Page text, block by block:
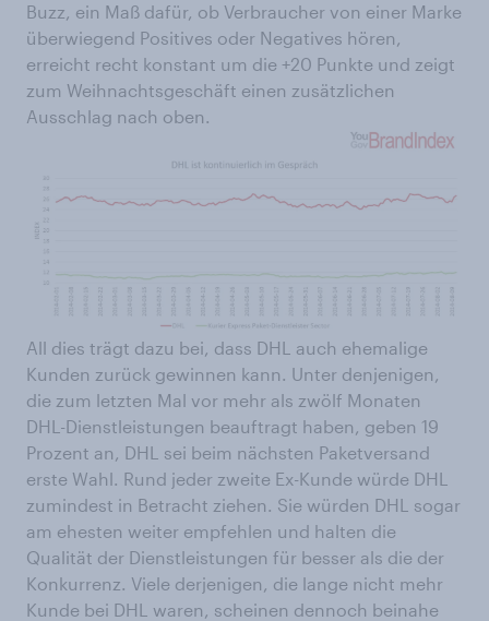
Buzz, ein Maß dafür, ob Verbraucher von einer Marke
überwiegend Positives oder Negatives hören,
erreicht recht konstant um die +20 Punkte und zeigt
zum Weihnachtsgeschäft einen zusätzlichen
Ausschlag nach oben.
All dies trägt dazu bei, dass DHL auch ehemalige
Kunden zurück gewinnen kann. Unter denjenigen,
die zum letzten Mal vor mehr als zwölf Monaten
DHL-Dienstleistungen beauftragt haben, geben 19
Prozent an, DHL sei beim nächsten Paketversand
erste Wahl. Rund jeder zweite Ex-Kunde würde DHL
zumindest in Betracht ziehen. Sie würden DHL sogar
am ehesten weiter empfehlen und halten die
Qualität der Dienstleistungen für besser als die der
Konkurrenz. Viele derjenigen, die lange nicht mehr
Kunde bei DHL waren, scheinen dennoch beinahe